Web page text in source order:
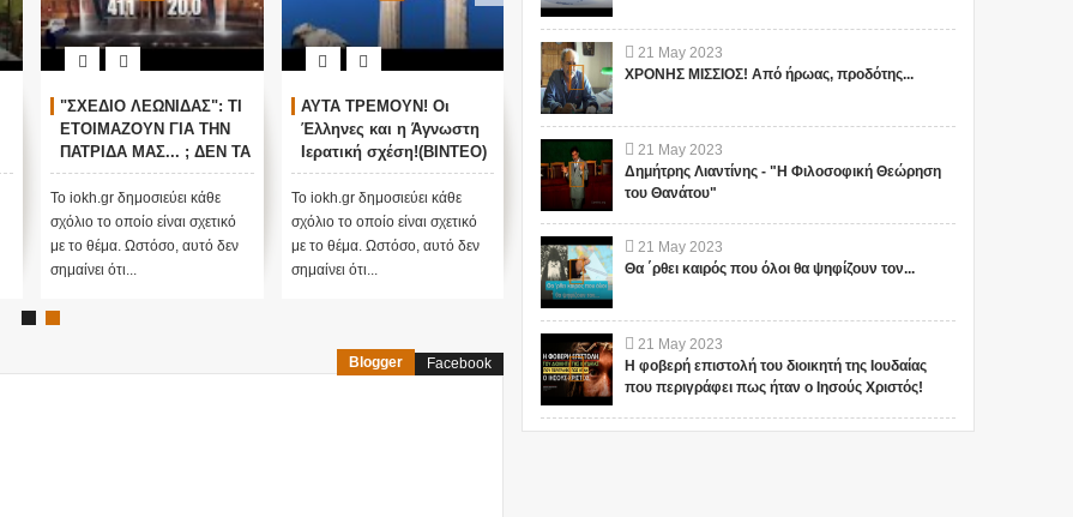
"ΣΧΕΔΙΟ ΛΕΩΝΙΔΑΣ": ΤΙ
ΕΤΟΙΜΑΖΟΥΝ ΓΙΑ ΤΗΝ
ΠΑΤΡΙΔΑ ΜΑΣ... ; ΔΕΝ ΤΑ
ΕΙΠΕ ΤΥΧΑΙΑ ΣΤΙΣ
13/11/2015...
Το iokh.gr δημοσιεύει κάθε
σχόλιο το οποίο είναι σχετικό
με το θέμα. Ωστόσο, αυτό δεν
σημαίνει ότι...
ΑΥΤΑ ΤΡΕΜΟΥΝ! Οι
Έλληνες και η Άγνωστη
Ιερατική σχέση!(ΒΙΝΤΕΟ)
Το iokh.gr δημοσιεύει κάθε
σχόλιο το οποίο είναι σχετικό
με το θέμα. Ωστόσο, αυτό δεν
σημαίνει ότι...
Blogger Facebook
21 May 2023
ΧΡΟΝΗΣ ΜΙΣΣΙΟΣ! Από ήρωας, προδότης...
21 May 2023
Δημήτρης Λιαντίνης - "Η Φιλοσοφική Θεώρηση
του Θανάτου"
21 May 2023
Θα ΄ρθει καιρός που όλοι θα ψηφίζουν τον...
21 May 2023
Η φοβερή επιστολή του διοικητή της Ιουδαίας
που περιγράφει πως ήταν ο Ιησούς Χριστός!